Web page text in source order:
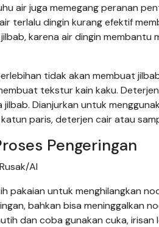
air juga memegang peranan
terlalu dingin kurang efektif
karena air dingin membantu
tidak akan membuat
tekstur kain kaku.
Dianjurkan untuk
paris, deterjen cair atau
Pengeringan
AI
pakaian untuk menghilangkan
bahkan bisa meninggalkan
dan coba gunakan cuka, irisan